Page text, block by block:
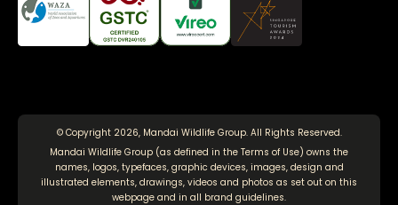
© Copyright 2026, Mandai Wildlife Group. All Rights Reserved.
Mandai Wildlife Group (as defined in the Terms of Use) owns the
names, logos, typefaces, graphic devices, images, design and
illustrated elements, drawings, videos and photos as set out on this
webpage and in all brand guidelines.